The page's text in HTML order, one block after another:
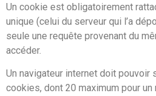
Un cookie est obligatoirement
unique (celui du serveur qui l’a
seule une requête provenant du
accéder.
Un navigateur internet doit pouvoir
cookies, dont 20 maximum pour un